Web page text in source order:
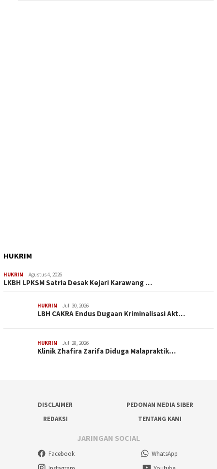
HUKRIM
HUKRIM Agustus 4, 2026
LKBH LPKSM Satria Desak Kejari Karawang …
HUKRIM Juli 30, 2026
LBH CAKRA Endus Dugaan Kriminalisasi Akt…
HUKRIM Juli 28, 2026
Klinik Zhafira Zarifa Diduga Malapraktik…
DISCLAIMER
PEDOMAN MEDIA SIBER
REDAKSI
TENTANG KAMI
JARINGAN SOCIAL
Facebook
WhatsApp